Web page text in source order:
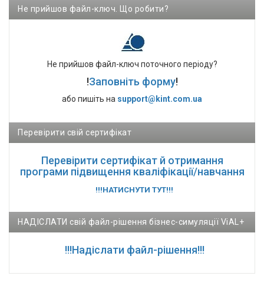
Не прийшов файл-ключ. Що робити?
Не прийшов файл-ключ поточного періоду?
!Заповніть форму!
або пишіть на support@kint.com.ua
Перевірити свій сертифікат
Перевірити сертифікат й отримання
програми підвищення кваліфікації/навчання
!!!НАТИСНУТИ ТУТ!!!
НАДІСЛАТИ свій файл-рішення бізнес-симуляції ViAL+
!!!Надіслати файл-рішення!!!